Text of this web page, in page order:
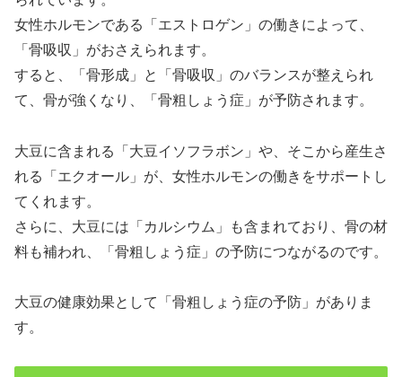
女性ホルモンである「エストロゲン」の働きによって、
「骨吸収」がおさえられます。
すると、「骨形成」と「骨吸収」のバランスが整えられ
て、骨が強くなり、「骨粗しょう症」が予防されます。
大豆に含まれる「大豆イソフラボン」や、そこから産生さ
れる「エクオール」が、女性ホルモンの働きをサポートし
てくれます。
さらに、大豆には「カルシウム」も含まれており、骨の材
料も補われ、「骨粗しょう症」の予防につながるのです。
大豆の健康効果として「骨粗しょう症の予防」がありま
す。